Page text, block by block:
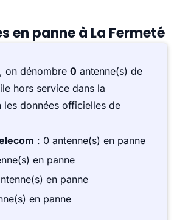
en panne à La Fermeté
on dénombre 0 antenne(s) de
hors service dans la
les données officielles de
: 0 antenne(s) en panne
en panne
en panne
en panne